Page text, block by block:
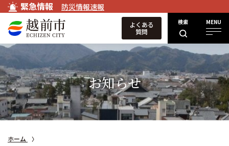
緊急情報 防災情報速報
検索 MENU
よくある
質問
お知らせ
ホーム